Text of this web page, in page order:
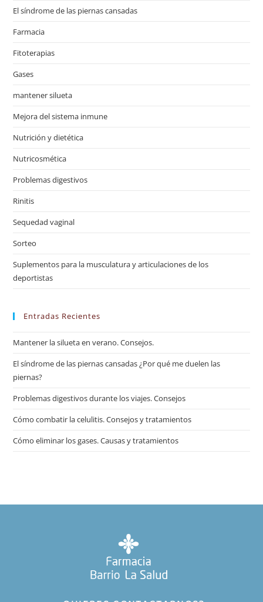
El síndrome de las piernas cansadas
Farmacia
Fitoterapias
Gases
mantener silueta
Mejora del sistema inmune
Nutrición y dietética
Nutricosmética
Problemas digestivos
Rinitis
Sequedad vaginal
Sorteo
Suplementos para la musculatura y articulaciones de los
deportistas
Entradas Recientes
Mantener la silueta en verano. Consejos.
El síndrome de las piernas cansadas ¿Por qué me duelen las
piernas?
Problemas digestivos durante los viajes. Consejos
Cómo combatir la celulitis. Consejos y tratamientos
Cómo eliminar los gases. Causas y tratamientos